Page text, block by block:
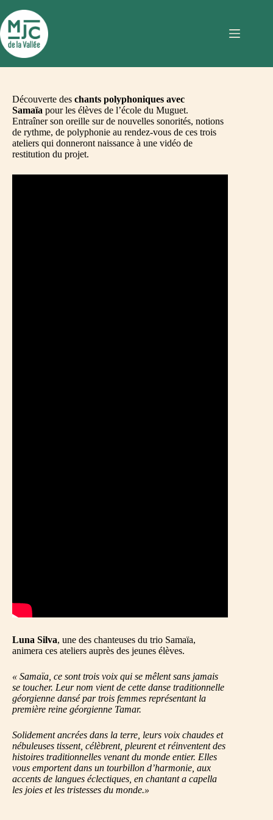
au
contenu
Découverte des chants polyphoniques avec
Samaïa pour les élèves de l’école du Muguet.
Entraîner son oreille sur de nouvelles sonorités, notions
de rythme, de polyphonie au rendez-vous de ces trois
ateliers qui donneront naissance à une vidéo de
restitution du projet.
Luna Silva, une des chanteuses du trio Samaïa,
animera ces ateliers auprès des jeunes élèves.
« Samaïa, ce sont trois voix qui se mêlent sans jamais
se toucher. Leur nom vient de cette danse traditionnelle
géorgienne dansé par trois femmes représentant la
première reine géorgienne Tamar.
Solidement ancrées dans la terre, leurs voix chaudes et
nébuleuses tissent, célèbrent, pleurent et réinventent des
histoires traditionnelles venant du monde entier. Elles
vous emportent dans un tourbillon d’harmonie, aux
accents de langues éclectiques, en chantant a capella
les joies et les tristesses du monde.»